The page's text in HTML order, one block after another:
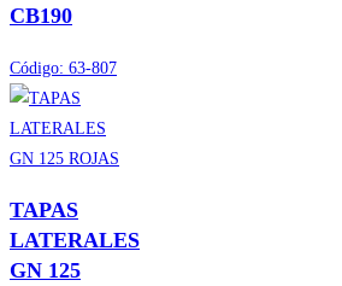
CB190
Código: 63-807
TAPAS
LATERALES
GN 125